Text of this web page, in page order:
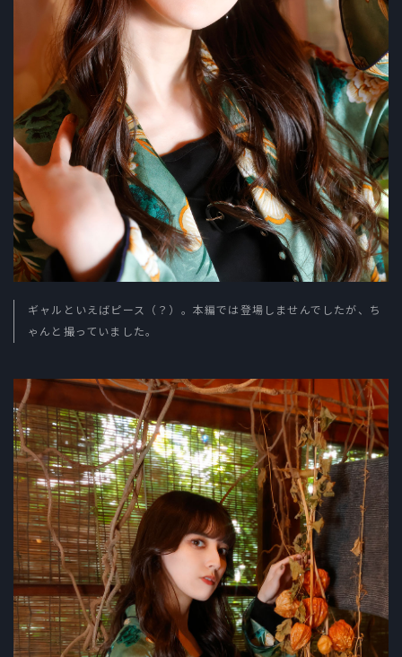
ギャルといえばピース（？）。本編では登場しませんでしたが、ち
ゃんと撮っていました。